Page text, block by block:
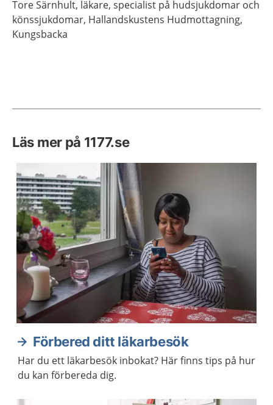
ToreSärnhult, läkare, specialist på hudsjukdomar och
könssjukdomar, Hallandskustens Hudmottagning,
Kungsbacka
Läs mer på 1177.se
Förbered ditt läkarbesök
Har du ett läkarbesök inbokat? Här finns tips på hur
du kan förbereda dig.